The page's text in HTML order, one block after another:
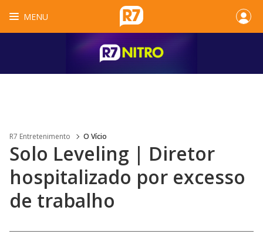
MENU
R7 Entretenimento O Vício
Solo Leveling | Diretor
hospitalizado por excesso
de trabalho